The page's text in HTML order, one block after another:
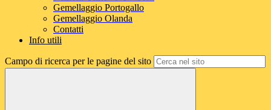
Gemellaggio Portogallo
Gemellaggio Olanda
Contatti
Info utili
Campo di ricerca per le pagine del sito